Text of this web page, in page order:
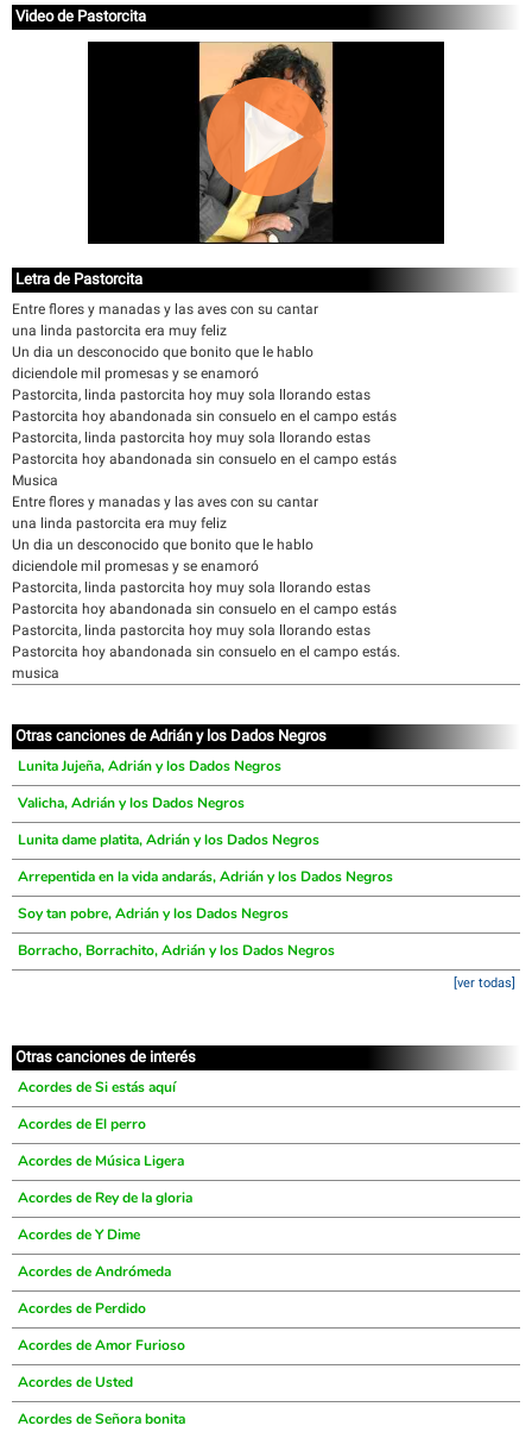
Video de Pastorcita
Letra de Pastorcita
Entre flores y manadas y las aves con su cantar
una linda pastorcita era muy feliz
Un dia un desconocido que bonito que le hablo
diciendole mil promesas y se enamoró
Pastorcita, linda pastorcita hoy muy sola llorando estas
Pastorcita hoy abandonada sin consuelo en el campo estás
Pastorcita, linda pastorcita hoy muy sola llorando estas
Pastorcita hoy abandonada sin consuelo en el campo estás
Musica
Entre flores y manadas y las aves con su cantar
una linda pastorcita era muy feliz
Un dia un desconocido que bonito que le hablo
diciendole mil promesas y se enamoró
Pastorcita, linda pastorcita hoy muy sola llorando estas
Pastorcita hoy abandonada sin consuelo en el campo estás
Pastorcita, linda pastorcita hoy muy sola llorando estas
Pastorcita hoy abandonada sin consuelo en el campo estás.
musica
Otras canciones de Adrián y los Dados Negros
Lunita Jujeña, Adrián y los Dados Negros
Valicha, Adrián y los Dados Negros
Lunita dame platita, Adrián y los Dados Negros
Arrepentida en la vida andarás, Adrián y los Dados Negros
Soy tan pobre, Adrián y los Dados Negros
Borracho, Borrachito, Adrián y los Dados Negros
[ver todas]
Otras canciones de interés
Acordes de Si estás aquí
Acordes de El perro
Acordes de Música Ligera
Acordes de Rey de la gloria
Acordes de Y Dime
Acordes de Andrómeda
Acordes de Perdido
Acordes de Amor Furioso
Acordes de Usted
Acordes de Señora bonita